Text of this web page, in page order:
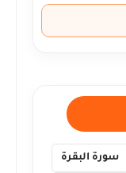
سورة البقرة